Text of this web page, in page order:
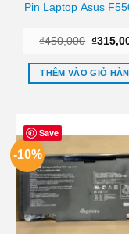
Pin Laptop Asus
₫450,000 Giá
là:
₫
THÊM VÀO GIỎ
Save
-10%